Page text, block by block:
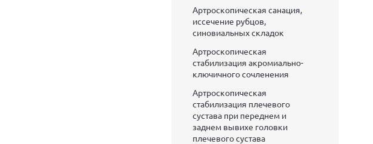
Артроскопическая санация,
иссечение рубцов,
синовиальных складок
Артроскопическая
стабилизация акромиально-
ключичного сочленения
Артроскопическая
стабилизация плечевого
сустава при переднем и
заднем вывихе головки
плечевого сустава